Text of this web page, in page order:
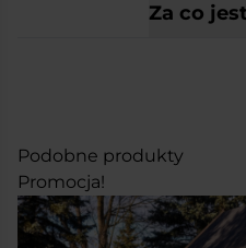
Za co
Podobne produkty
Promocja!